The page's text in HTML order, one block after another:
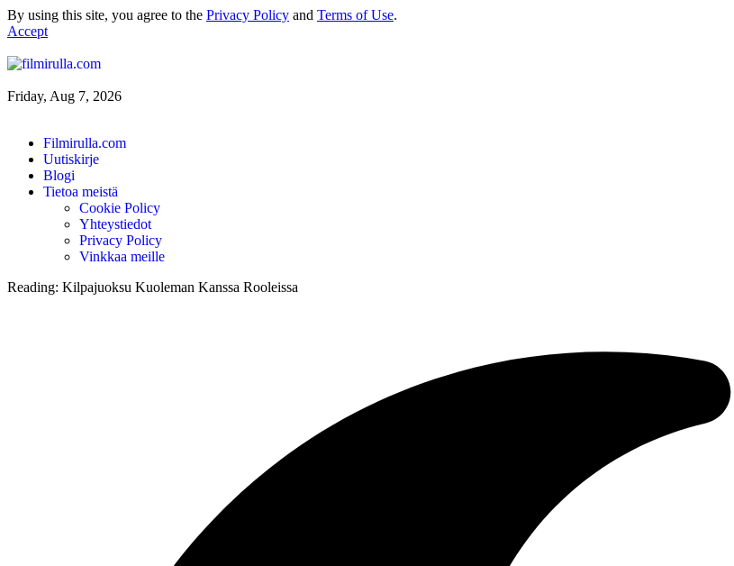
By using this site, you agree to the Privacy Policy and Terms of Use.
Accept
Friday, Aug 7, 2026
Filmirulla.com
Uutiskirje
Blogi
Tietoa meistä
Cookie Policy
Yhteystiedot
Privacy Policy
Vinkkaa meille
Reading: Kilpajuoksu Kuoleman Kanssa Rooleissa